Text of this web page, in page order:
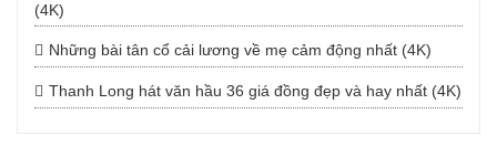
(4K)
Những bài tân cổ cải lương về mẹ cảm động nhất (4K)
Thanh Long hát văn hầu 36 giá đồng đẹp và hay nhất (4K)